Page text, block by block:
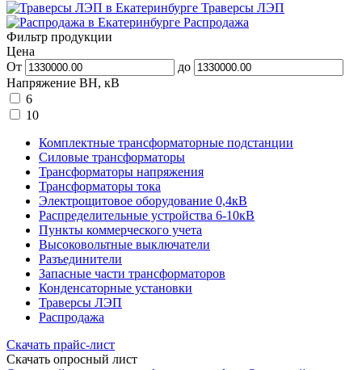
Траверсы ЛЭП
Распродажа
Фильтр продукции
Цена
От
до
Напряжение ВН, кВ
6
10
Комплектные трансформаторные подстанции
Силовые трансформаторы
Трансформаторы напряжения
Трансформаторы тока
Электрощитовое оборудование 0,4кВ
Распределительные устройства 6-10кВ
Пункты коммерческого учета
Высоковольтные выключатели
Разъединители
Запасные части трансформаторов
Конденсаторные установки
Траверсы ЛЭП
Распродажа
Скачать прайс-лист
Скачать опросный лист